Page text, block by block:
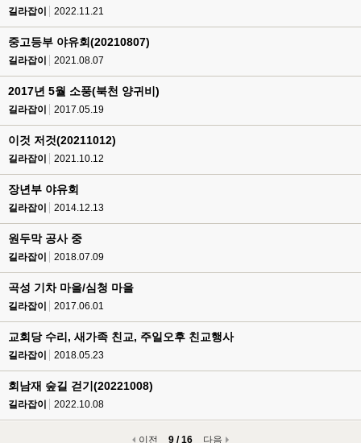
길라잡이 2022.11.21
중고등부 야유회(20210807)
길라잡이 2021.08.07
2017년 5월 소풍(북천 양귀비)
길라잡이 2017.05.19
이것 저것(20211012)
길라잡이 2021.10.12
장년부 야유회
길라잡이 2014.12.13
원두막 공사 중
길라잡이 2018.07.09
곡성 기차 마을/심청 마을
길라잡이 2017.06.01
교회당 수리, 새가족 친교, 주일오후 친교행사
길라잡이 2018.05.23
회남재 숲길 걷기(20221008)
길라잡이 2022.10.08
이전 9 / 16 다음